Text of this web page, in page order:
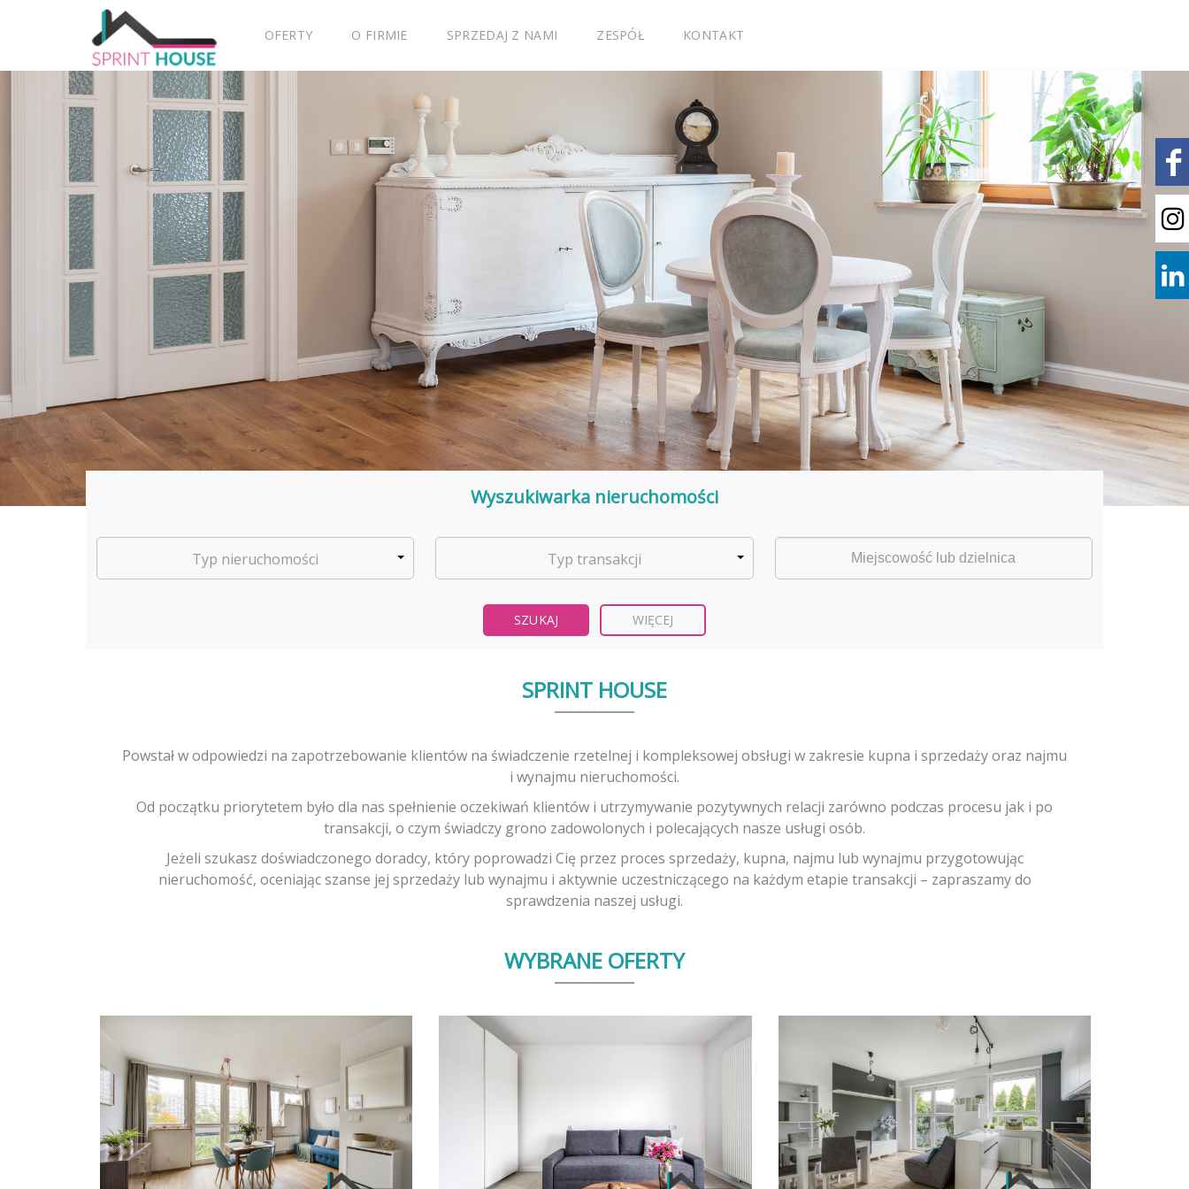
OFERTY O FIRMIE SPRZEDAJ Z NAMI ZESPÓŁ KONTAKT
Wyszukiwarka nieruchomości
Typ nieruchomości Typ transakcji
WIĘCEJ
SPRINT HOUSE
Powstał w odpowiedzi na zapotrzebowanie klientów na świadczenie rzetelnej i kompleksowej obsługi w zakresie kupna i sprzedaży oraz najmu
i wynajmu nieruchomości.
Od początku priorytetem było dla nas spełnienie oczekiwań klientów i utrzymywanie pozytywnych relacji zarówno podczas procesu jak i po
transakcji, o czym świadczy grono zadowolonych i polecających nasze usługi osób.
Jeżeli szukasz doświadczonego doradcy, który poprowadzi Cię przez proces sprzedaży, kupna, najmu lub wynajmu przygotowując
nieruchomość, oceniając szanse jej sprzedaży lub wynajmu i aktywnie uczestniczącego na każdym etapie transakcji – zapraszamy do
sprawdzenia naszej usługi.
WYBRANE OFERTY